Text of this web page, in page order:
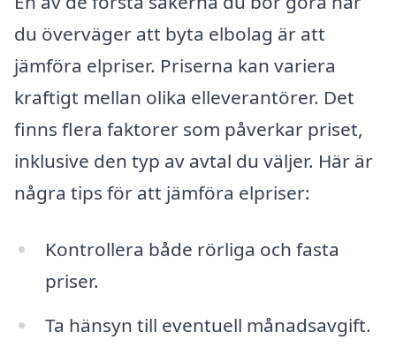
du överväger att byta elbolag är att
jämföra elpriser. Priserna kan variera
kraftigt mellan olika elleverantörer. Det
finns flera faktorer som påverkar priset,
inklusive den typ av avtal du väljer. Här är
några tips för att jämföra elpriser:
Kontrollera både rörliga och fasta
priser.
Ta hänsyn till eventuell månadsavgift.